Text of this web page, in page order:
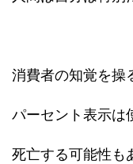
消費者の知覚を操
パーセント表示は
死亡する可能性も